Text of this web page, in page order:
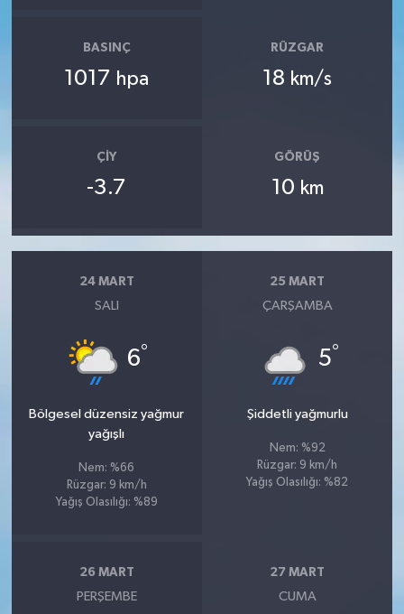
BASINÇ
1017 hpa
RÜZGAR
18 km/s
ÇIY
-3.7
GÖRÜŞ
10 km
24 MART
SALI
6°
Bölgesel düzensiz yağmur
yağışlı
Nem: %66
Rüzgar: 9 km/h
Yağış Olasılığı: %89
25 MART
ÇARŞAMBA
5°
Şiddetli yağmurlu
Nem: %92
Rüzgar: 9 km/h
Yağış Olasılığı: %82
26 MART
PERŞEMBE
27 MART
CUMA